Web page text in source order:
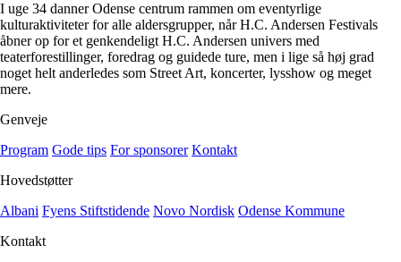
I uge 34 danner Odense centrum rammen om eventyrlige
kulturaktiviteter for alle aldersgrupper, når H.C. Andersen Festivals
åbner op for et genkendeligt H.C. Andersen univers med
teaterforestillinger, foredrag og guidede ture, men i lige så høj grad
noget helt anderledes som Street Art, koncerter, lysshow og meget
mere.
Genveje
Program Gode tips For sponsorer Kontakt
Hovedstøtter
Albani Fyens Stiftstidende Novo Nordisk Odense Kommune
Kontakt